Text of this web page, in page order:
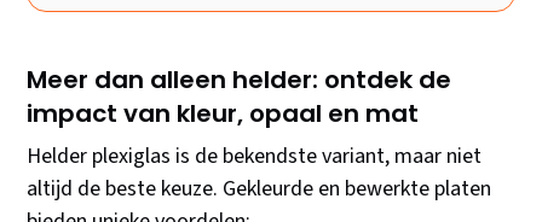
Meer dan alleen helder: ontdek de
impact van kleur, opaal en mat
Helder plexiglas is de bekendste variant, maar niet
altijd de beste keuze. Gekleurde en bewerkte platen